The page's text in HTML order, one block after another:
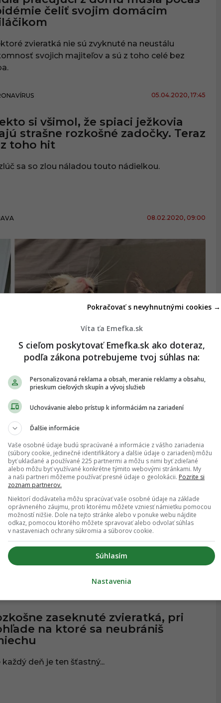
čeliť svojim domácim
zvieratká nie sú zvyknuté na neustálu
svojich majiteľov a sú z toho celé bez
05.04.2020, 17:45
si všimol, že spiaci ježkovia
strašne rozkošné zadočky. Teraz
toho hit
sa so zlou náladou touto nádielkou.
08.02.2020, 09:00
kráľovské portréty a je to
aj pre toho svojho.
21.09.2019, 23:00
tohto fotogenického ježka s
účtom na Instagrame ti
srdce
je presne to, čo potrebuješ, keď máš zlý deň.
zaseknuté zvieratká, pri
na ktoré sa neubrániš
každý deň je ten šťastný...
Víta ťa Emefka.sk
S cieľom poskytovať Emefka.sk ako doteraz,
podľa zákona potrebujeme tvoj súhlas na:
Personalizovaná reklama a obsah, meranie reklamy a obsahu,
prieskum cieľových skupín a vývoj služieb
Uchovávanie alebo prístup k informáciám na zariadení
Ďalšie informácie
Vaše osobné údaje budú spracúvané a informácie z vášho zariadenia
(súbory cookie, jedinečné identifikátory a ďalšie údaje o zariadení) môžu
byť ukladané a používané 225 partnermi a môžu s nimi byť zdieľané
alebo môžu byť využívané konkrétne týmito webovými stránkami. My
a naši partneri môžeme používať presné údaje o geolokácii. Pozrite si
zoznam partnerov.
Niektorí dodávatelia môžu spracúvať vaše osobné údaje na základe
oprávneného záujmu, proti ktorému môžete vzniesť námietku pomocou
možností nižšie. Dole na tejto stránke alebo v ponuke webu nájdite
odkaz, pomocou ktorého môžete spravovať alebo odvolať súhlas
v nastaveniach ochrany súkromia a súborov cookie.
Súhlasím
Pokračovať s nevyhnutnými cookies →
Nastavenia